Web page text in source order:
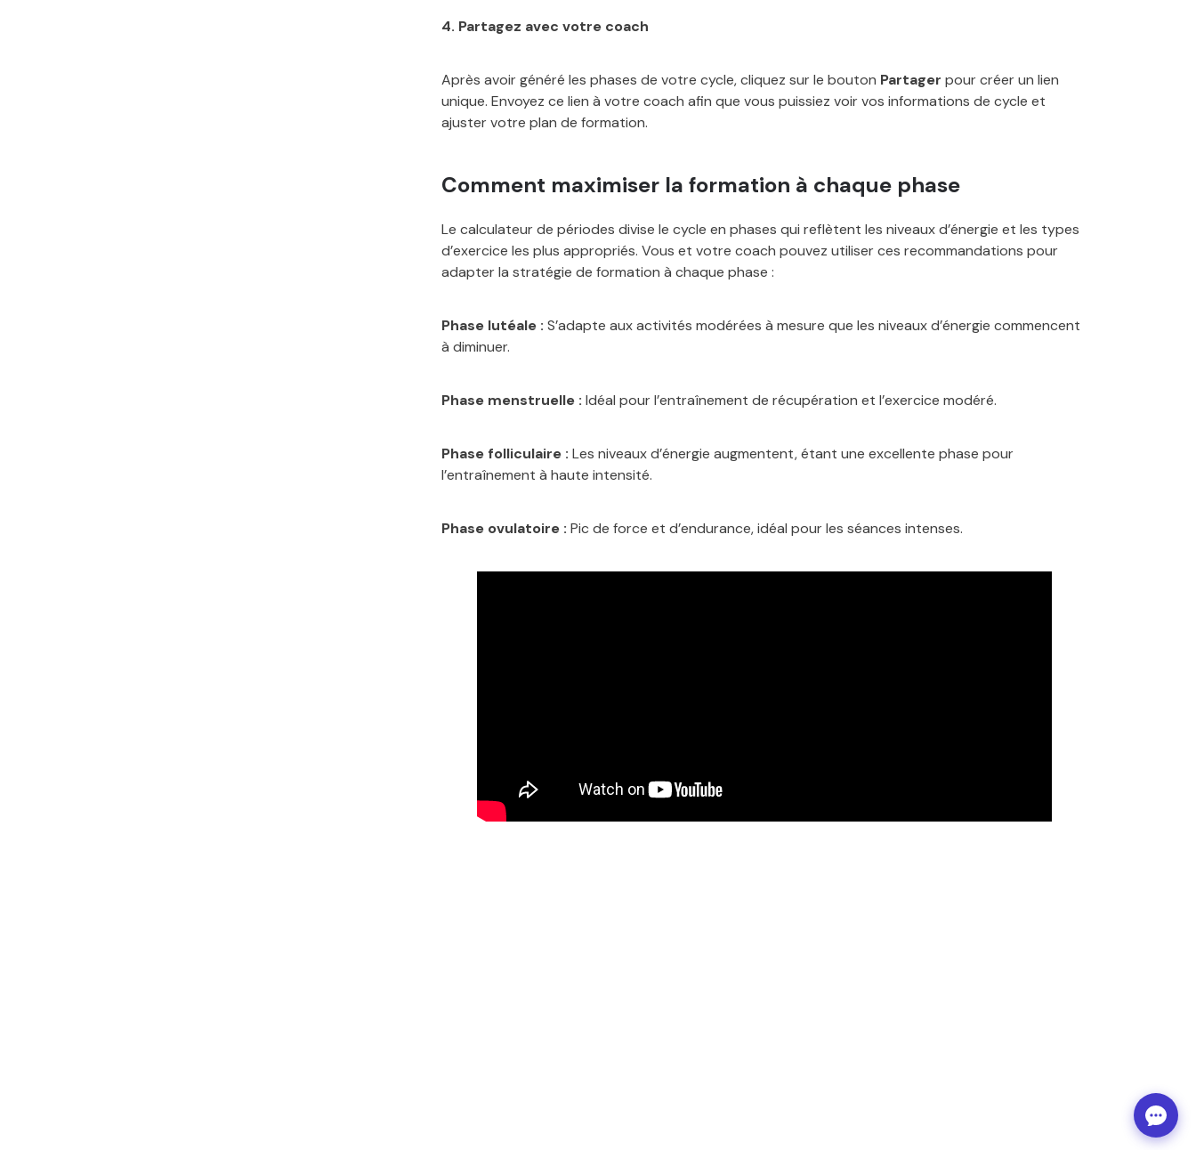
4. Partagez avec votre coach
Après avoir généré les phases de votre cycle, cliquez sur le bouton Partager pour créer un lien
unique. Envoyez ce lien à votre coach afin que vous puissiez voir vos informations de cycle et
ajuster votre plan de formation.
Comment maximiser la formation à chaque phase
Le calculateur de périodes divise le cycle en phases qui reflètent les niveaux d’énergie et les types
d’exercice les plus appropriés. Vous et votre coach pouvez utiliser ces recommandations pour
adapter la stratégie de formation à chaque phase :
Phase lutéale : S’adapte aux activités modérées à mesure que les niveaux d’énergie commencent
à diminuer.
Phase menstruelle : Idéal pour l’entraînement de récupération et l’exercice modéré.
Phase folliculaire : Les niveaux d’énergie augmentent, étant une excellente phase pour
l’entraînement à haute intensité.
Phase ovulatoire : Pic de force et d’endurance, idéal pour les séances intenses.